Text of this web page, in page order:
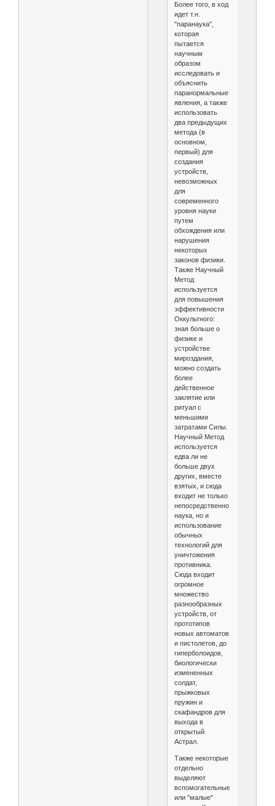
Более того, в ход
идет т.н.
"паранаука",
которая
пытается
научным
образом
исследовать и
объяснить
паранормальные
явления, а также
использовать
два предыдущих
метода (в
основном,
первый) для
создания
устройств,
невозможных
для
современного
уровня науки
путем
обхождения или
нарушения
некоторых
законов физики.
Также Научный
Метод
используется
для повышения
эффективности
Оккультного:
зная больше о
физике и
устройстве
мироздания,
можно создать
более
действенное
заклятие или
ритуал с
меньшими
затратами Силы.
Научный Метод
используется
едва ли не
больше двух
других, вместе
взятых, и сюда
входит не только
непосредственно
наука, но и
использование
обычных
технологий для
уничтожения
противника.
Сюда входит
огромное
множество
разнообразных
устройств, от
прототипов
новых автоматов
и пистолетов, до
гиперболоидов,
биологически
измененных
солдат,
прыжковых
пружин и
скафандров для
выхода в
открытый
Астрал.
Также некоторые
отдельно
выделяют
вспомогательные,
или "малые"